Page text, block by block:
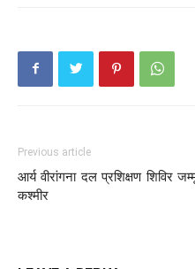
Previous article
आर्य वीरांगना दल प्रशिक्षण शिविर
कश्मीर